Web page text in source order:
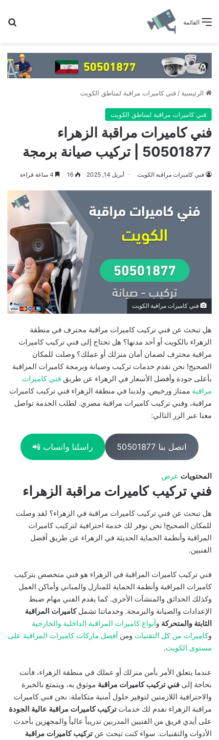
القائمة
الرئيسية / فني كاميرات مراقبة لمناطق الكويت
فني كاميرات مراقبة لمناطق الكويت
فني كاميرات مراقبة الزهراء
50501877 | تركيب صيانة برمجة
فني كاميرات مراقبة الكويت أبريل 14, 2025 16
فني كاميرات مراقبة الكويت
هل تبحث عن فني تركيب كاميرات مراقبة محترف في منطقة
الزهراء بالكويت أو أحد مدنها؟ هل تحتاج إلى فني تركيب كاميرات
مراقبة محترف لضمان أمان منزلك أو عملك؟ وصلت للمكان
الصحيح! نحن نقدم خدمات تركيب وصيانة وبرمجة كاميرات المراقبة
بأعلى جودة وأفضل الأسعار في الزهراء عن طريق فني كاميرات
مراقبة ممتاز ورخيص. ولدينا في منطقة الزهراء فني تركيب كاميرات
مراقبة، وفني تركيب كاميرات مراقبة مصري. لطلب الخدمة تواصل
معنا عبر الزر التالي:
اتصل بنا 50501877 راسلنا واتساب 📲
المحتويات عرض
فني تركيب كاميرات مراقبة الزهراء
هل تبحث عن فني تركيب كاميرات مراقبة في الزهراء؟ لقد وصلت
للمكان الصحيح! نحن نوفر لك خدمة احترافية لتركيب كاميرات
المراقبة وأنظمة الحماية الحديثة في الزهراء عن طريق أفضل
الفنيين.
فني تركيب كاميرات المراقبة في الزهراء هو فني متخصص بتركيب
كاميرات المراقبة وأنظمة الحماية للمنازل والمباني وأماكن العمل
وكذلك الحدائق والمنشآت الأخرى. كما يقدم الفني مهام ضبط
الإعدادات والصيانة والبرمجة. وخدماتنا تشملكاميرات المراقبة
الثابتة والمتحركة وأنواع كاميرات المراقبة الداخلية والخارجية
وكاميرات من كل التقنيات ومن أفضل ماركات كاميرات المراقبة على
مستوى الكويت.
عندما يتعلق الأمر بأمن منزلك أو عملك في منطقة الزهراء، فأنت
بحاجة إلى فني تركيب كاميرات مراقبة موثوق به، ويتمتع بالخبرة
والاحترافية اللازمتين لتوفير حلول أمنية متكاملة. نحن فني كاميرات
مراقبة الزهراء نقدم لك خدماتتركيب كاميرات مراقبة عالية الجودة
على أيدي فريق من الفنيين المدربين تدريباً عالياً والمجهزين بأحدث
الأدوات والتقنيات. سواء كنت تبحث عنتركيب كاميرات مراقبة